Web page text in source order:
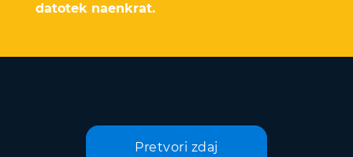
datotek naenkrat.
Pretvori zdaj